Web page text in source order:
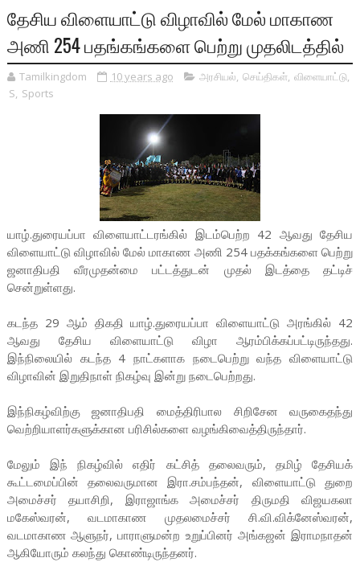
தேசிய விளையாட்டு விழாவில் மேல் மாகாண
அணி 254 பதங்கங்களை பெற்று முதலிடத்தில்
Tamilkingdom 10 years ago அரசியல், செய்திகள், விளையாட்டு,
S, Sports
யாழ்.துரையப்பா விளையாட்டரங்கில் இடம்பெற்ற 42 ஆவது தேசிய
விளையாட்டு விழாவில் மேல் மாகாண அணி 254 பதக்கங்களை பெற்று
ஜனாதிபதி வீரமுதன்மை பட்டத்துடன் முதல் இடத்தை தட்டிச்
சென்றுள்ளது.
கடந்த 29 ஆம் திகதி யாழ்.துரையப்பா விளையாட்டு அரங்கில் 42
ஆவது தேசிய விளையாட்டு விழா ஆரம்பிக்கப்பட்டிருந்தது.
இந்நிலையில் கடந்த 4 நாட்களாக நடைபெற்று வந்த விளையாட்டு
விழாவின் இறுதிநாள் நிகழ்வு இன்று நடைபெற்றது.
இந்நிகழ்விற்கு ஜனாதிபதி மைத்திரிபால சிறிசேன வருகைதந்து
வெற்றியாளர்களுக்கான பரிசில்களை வழங்கிவைத்திருந்தார்.
மேலும் இந் நிகழ்வில் எதிர் கட்சித் தலைவரும், தமிழ் தேசியக்
கூட்டமைப்பின் தலைவருமான இரா.சம்பந்தன், விளையாட்டு துறை
அமைச்சர் தயாசிறி, இராஜாங்க அமைச்சர் திருமதி விஜயகலா
மகேஸ்வரன், வடமாகாண முதலமைச்சர் சி.வி.விக்னேஸ்வரன்,
வடமாகாண ஆளுநர், பாராளுமன்ற உறுப்பினர் அங்கஜன் இராமநாதன்
ஆகியோரும் கலந்து கொண்டிருந்தனர்.